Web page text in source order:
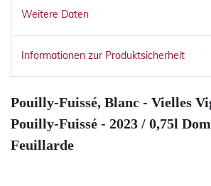
Weitere Daten
Informationen zur Produktsicherheit
Pouilly-Fuissé, Blanc - Vielles
Pouilly-Fuissé - 2023 / 0,75l
Feuillarde